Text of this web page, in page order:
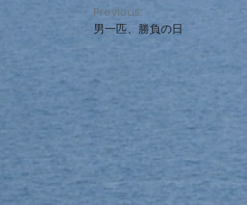
投
稿
ナ
ビ
ゲ
ー
シ
Previous:
男一匹、勝負の日